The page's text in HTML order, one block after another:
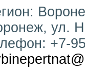
ул.
+7-